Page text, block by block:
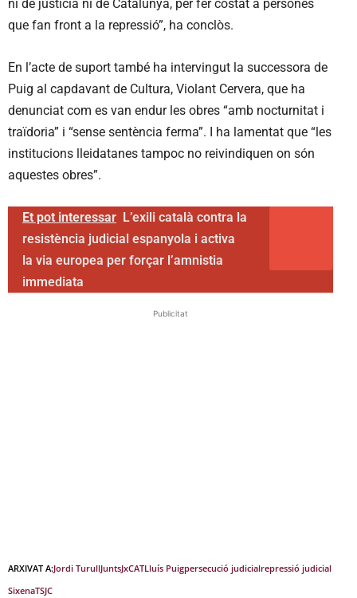
ni de justícia ni de Catalunya, per fer costat a persones
que fan front a la repressió”, ha conclòs.
En l’acte de suport també ha intervingut la successora de
Puig al capdavant de Cultura, Violant Cervera, que ha
denunciat com es van endur les obres “amb nocturnitat i
traïdoria” i “sense sentència ferma”. I ha lamentat que “les
institucions lleidatanes tampoc no reivindiquen on són
aquestes obres”.
Et pot interessar L’exili català contra la
resistència judicial espanyola i activa
la via europea per forçar l’amnistia
immediata
Publicitat
ARXIVAT A:Jordi TurullJuntsJxCATLluís Puigpersecució judicialrepressió judicial
SixenaTSJC